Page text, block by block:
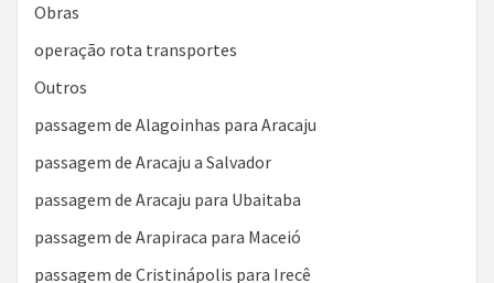
Obras
operação rota transportes
Outros
passagem de Alagoinhas para Aracaju
passagem de Aracaju a Salvador
passagem de Aracaju para Ubaitaba
passagem de Arapiraca para Maceió
passagem de Cristinápolis para Irecê